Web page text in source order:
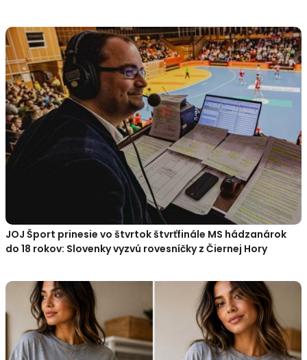
JOJ Šport prinesie vo štvrtok štvrťfinále MS hádzanárok
do 18 rokov: Slovenky vyzvú rovesníčky z Čiernej Hory